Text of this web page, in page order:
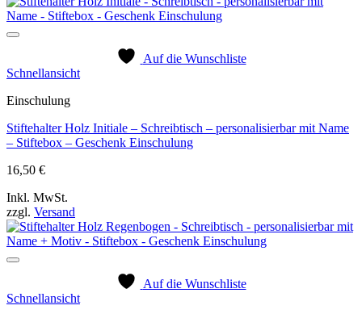
Auf die Wunschliste
Schnellansicht
Einschulung
Stiftehalter Holz Initiale – Schreibtisch – personalisierbar mit Name
– Stiftebox – Geschenk Einschulung
16,50 €
Inkl. MwSt.
zzgl. Versand
Auf die Wunschliste
Schnellansicht